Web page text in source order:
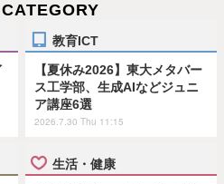
教育ICT
【夏休み2026】東大メタバー
ス工学部、生成AIなどジュニ
ア講座6選
2026.7.30 Thu 11:15
生活・健康